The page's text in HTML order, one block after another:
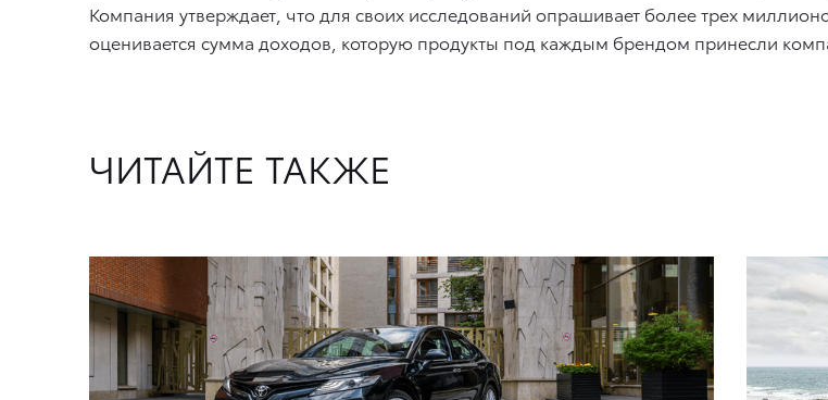
Компания утверждает, что для своих исследований опрашивает более трех
оценивается сумма доходов, которую продукты под каждым брендом принесли
ЧИТАЙТЕ ТАКЖЕ